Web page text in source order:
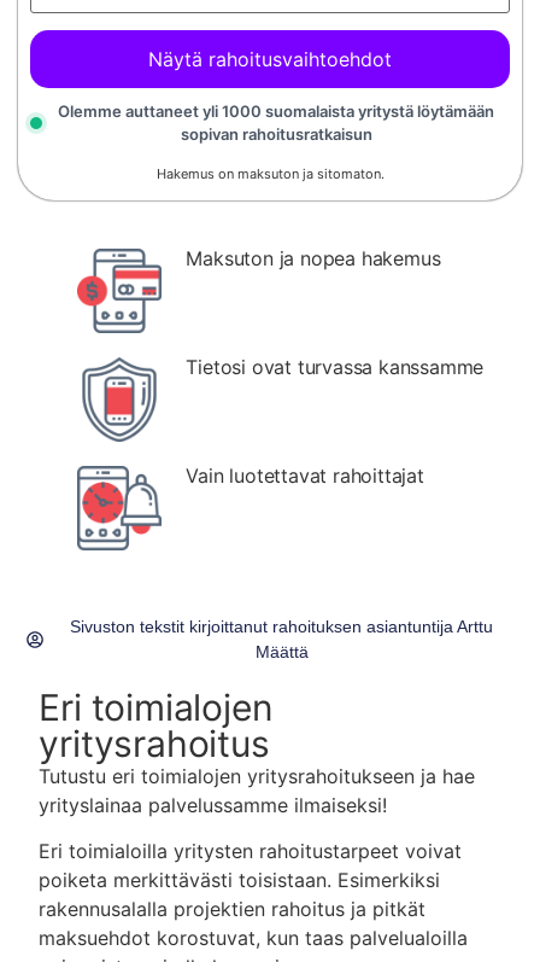
Näytä rahoitusvaihtoehdot
Olemme auttaneet yli 1000 suomalaista yritystä löytämään
sopivan rahoitusratkaisun
Hakemus on maksuton ja sitomaton.
Maksuton ja nopea hakemus
Tietosi ovat turvassa kanssamme
Vain luotettavat rahoittajat
Sivuston tekstit kirjoittanut rahoituksen asiantuntija Arttu
Määttä
Eri toimialojen
yritysrahoitus
Tutustu eri toimialojen yritysrahoitukseen ja hae
yrityslainaa palvelussamme ilmaiseksi!
Eri toimialoilla yritysten rahoitustarpeet voivat
poiketa merkittävästi toisistaan. Esimerkiksi
rakennusalalla projektien rahoitus ja pitkät
maksuehdot korostuvat, kun taas palvelualoilla